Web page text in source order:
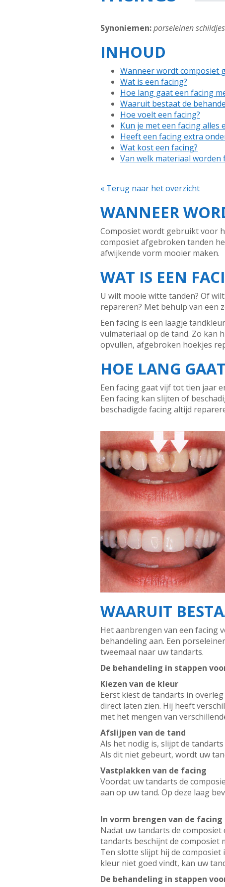
Synoniemen:porseleinen schildjes
INHOUD
Wanneer wordt composiet
Wat is een facing?
Hoe lang gaat een facing
Waaruit bestaat de
Hoe voelt een facing?
Kun je met een facing alles
Heeft een facing extra
Wat kost een facing?
Van welk materiaal worden
« Terug naar het overzicht
WANNEER
Composiet wordt gebruikt voor
composiet afgebroken tanden
afwijkende vorm mooier maken.
WAT IS EEN
U wilt mooie witte tanden? Of
repareren? Met behulp van een
Een facing is een laagje
vulmateriaal op de tand. Zo kan
opvullen, afgebroken hoekjes
HOE LANG
Een facing gaat vijf tot tien jaar
Een facing kan slijten of
beschadigde facing altijd
WAARUIT
Het aanbrengen van een facing
behandeling aan. Een
tweemaal naar uw tandarts.
De behandeling in stappen
Kiezen van de kleur
Eerst kiest de tandarts in
direct laten zien. Hij heeft
met het mengen van
Afslijpen van de tand
Als het nodig is, slijpt de
Als dit niet gebeurt, wordt uw
Vastplakken van de facing
Voordat uw tandarts de
aan op uw tand. Op deze laag
In vorm brengen van de facing
Nadat uw tandarts de
tandarts beschijnt de composiet
Ten slotte slijpt hij de composiet
kleur niet goed vindt, kan uw
De behandeling in stappen